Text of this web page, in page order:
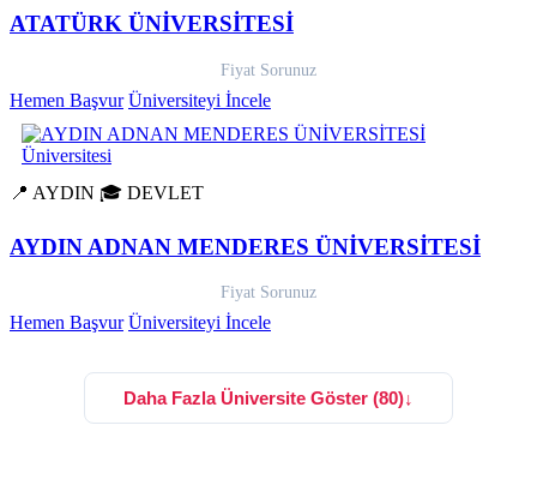
ATATÜRK ÜNİVERSİTESİ
Fiyat Sorunuz
Hemen Başvur Üniversiteyi İncele
📍 AYDIN 🎓 DEVLET
AYDIN ADNAN MENDERES ÜNİVERSİTESİ
Fiyat Sorunuz
Hemen Başvur Üniversiteyi İncele
Daha Fazla Üniversite Göster (80)↓